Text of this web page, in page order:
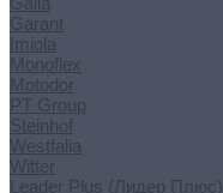
Garant
Imiola
Monoflex
Motodor
PT Group
Steinhof
Westfalia
Witter
Leader Plus (Лидер Плюс)